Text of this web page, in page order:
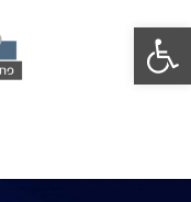
פתח סרגל